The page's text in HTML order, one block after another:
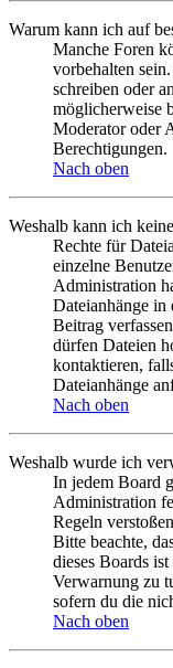
Warum kann ich auf
Manche Foren
vorbehalten
schreiben oder
möglicherweise
Moderator oder
Berechtigungen.
Nach oben
Weshalb kann ich
Rechte für
einzelne
Administration
Dateianhänge in
Beitrag
dürfen Dateien
kontaktieren,
Dateianhänge
Nach oben
Weshalb wurde ich
In jedem Board
Administration
Regeln
Bitte beachte,
dieses Boards
Verwarnung zu
sofern du die
Nach oben